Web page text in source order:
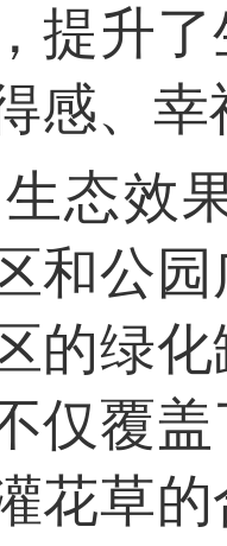
提升
感、
生态效
和公
的绿
仅覆
花草